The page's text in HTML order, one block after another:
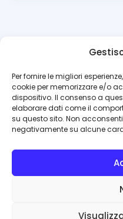
Per fornire le migliori
cookie per memorizzare e/o
dispositivo. Il consenso a
elaborare dati come il
su questo sito. Non
negativamente su alcune
azzurrissimo.it
Il blog di riferimento per i tifosi
pagelle e calciomercato.
al Tribunale di Napoli (n. 48
Perillo
INFO
Contattaci